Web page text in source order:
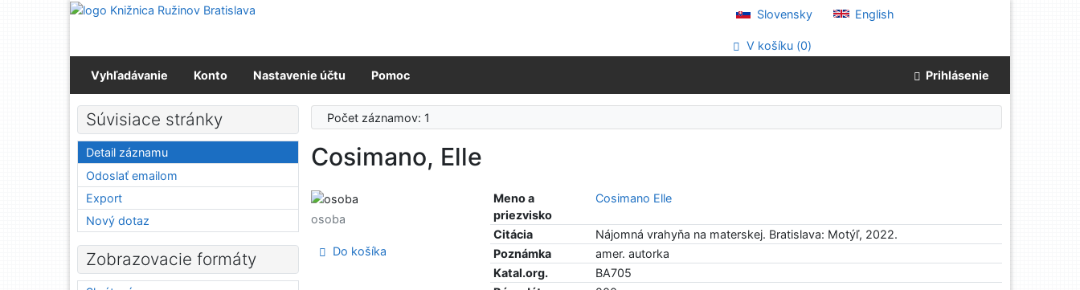
Prejsť na obsah
Slovensky English
V košíku (0)
Vyhľadávanie Konto Nastavenie účtu Pomoc Prihlásenie
Počet záznamov: 1
Cosimano, Elle
Meno a
priezvisko
Cosimano Elle
Citácia
Nájomná vrahyňa na materskej. Bratislava: Motýľ, 2022.
Poznámka
amer. autorka
Katal.org.
BA705
osoba
Do košíka
Súvisiace stránky
Detail záznamu
Odoslať emailom
Export
Nový dotaz
Zobrazovacie formáty